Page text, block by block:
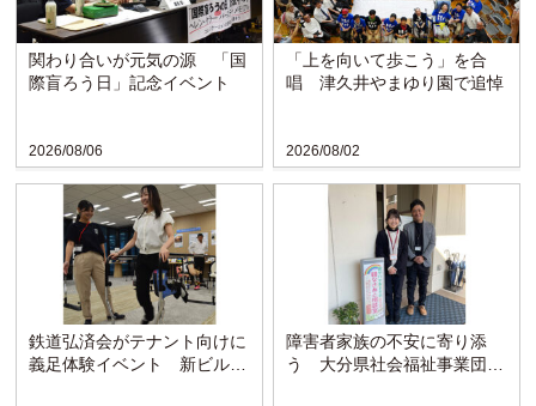
2026/08/06
関わり合いが元気の源 「国
際盲ろう日」記念イベント
2026/08/02
「上を向いて歩こう」を合
唱 津久井やまゆり園で追悼
鉄道弘済会がテナント向けに
義足体験イベント 新ビルの
障害者家族の不安に寄り添
う 大分県社会福祉事業団の